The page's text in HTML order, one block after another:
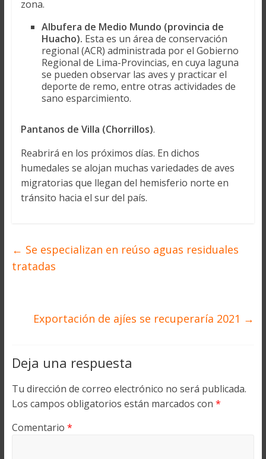
zona.
Albufera de Medio Mundo (provincia de
Huacho). Esta es un área de conservación
regional (ACR) administrada por el Gobierno
Regional de Lima-Provincias, en cuya laguna
se pueden observar las aves y practicar el
deporte de remo, entre otras actividades de
sano esparcimiento.
Pantanos de Villa (Chorrillos).
Reabrirá en los próximos días. En dichos
humedales se alojan muchas variedades de aves
migratorias que llegan del hemisferio norte en
tránsito hacia el sur del país.
← Se especializan en reúso aguas residuales
tratadas
Exportación de ajíes se recuperaría 2021 →
Deja una respuesta
Tu dirección de correo electrónico no será publicada.
Los campos obligatorios están marcados con *
Comentario *